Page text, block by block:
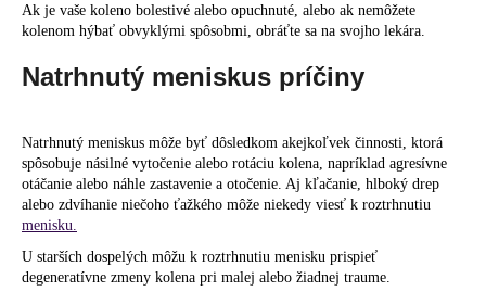
Ak je vaše koleno bolestivé alebo opuchnuté, alebo ak nemôžete
kolenom hýbať obvyklými spôsobmi, obráťte sa na svojho lekára.
Natrhnutý meniskus príčiny
Natrhnutý meniskus môže byť dôsledkom akejkoľvek činnosti, ktorá
spôsobuje násilné vytočenie alebo rotáciu kolena, napríklad agresívne
otáčanie alebo náhle zastavenie a otočenie. Aj kľačanie, hlboký drep
alebo zdvíhanie niečoho ťažkého môže niekedy viesť k roztrhnutiu
menisku.
U starších dospelých môžu k roztrhnutiu menisku prispieť
degeneratívne zmeny kolena pri malej alebo žiadnej traume.